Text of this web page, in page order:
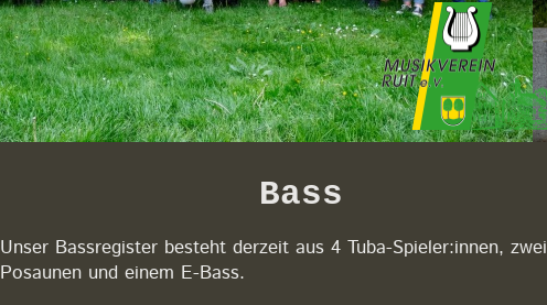
Bass
Unser Bassregister besteht derzeit aus 4 Tuba-Spieler:innen, zwei
Posaunen und einem E-Bass.